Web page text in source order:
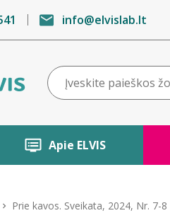
info@elvislab.lt
Apie ELVIS
Prie kavos. Sveikata, 2024, Nr. 7-8